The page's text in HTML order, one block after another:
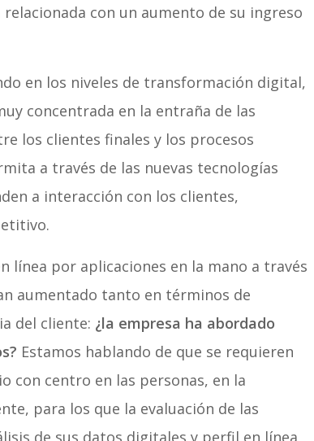
con un aumento de su ingreso
en los niveles de transformación digital,
concentrada en la entraña de las
los clientes finales y los procesos
a través de las nuevas tecnologías
a interacción con los clientes,
línea por aplicaciones en la mano a través
aumentado tanto en términos de
del cliente: ¿la empresa ha abordado
Estamos hablando de que se requieren
con centro en las personas, en la
para los que la evaluación de las
de sus datos digitales y perfil en línea